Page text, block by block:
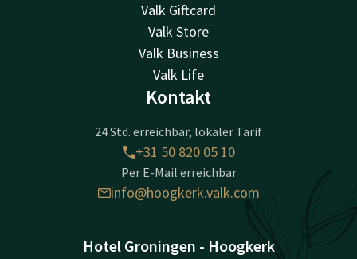
Valk Giftcard
Valk Store
Valk Business
Valk Life
Kontakt
24 Std. erreichbar, lokaler Tarif
+31 50 820 05 10
Per E-Mail erreichbar
info@hoogkerk.valk.com
Hotel Groningen - Hoogkerk